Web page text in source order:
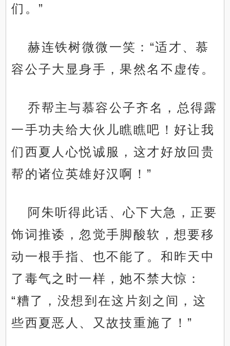
们。”
赫连铁树微微一笑：“适才、慕
容公子大显身手，果然名不虚传。
乔帮主与慕容公子齐名，总得露
一手功夫给大伙儿瞧瞧吧！好让我
们西夏人心悦诚服，这才好放回贵
帮的诸位英雄好汉啊！”
阿朱听得此话、心下大急，正要
饰词推诿，忽觉手脚酸软，想要移
动一根手指、也不能了。和昨天中
了毒气之时一样，她不禁大惊：
“糟了，没想到在这片刻之间，这
些西夏恶人、又故技重施了！”